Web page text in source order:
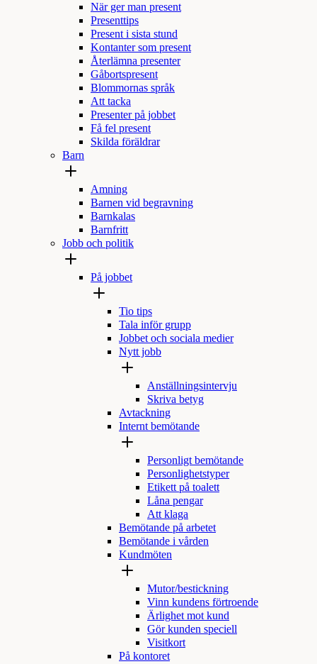
När ger man present
Presenttips
Present i sista stund
Kontanter som present
Återlämna presenter
Gåbortspresent
Blommornas språk
Att tacka
Presenter på jobbet
Få fel present
Skilda föräldrar
Barn
Amning
Barnen vid begravning
Barnkalas
Barnfritt
Jobb och politik
På jobbet
Tio tips
Tala inför grupp
Jobbet och sociala medier
Nytt jobb
Anställningsintervju
Skriva betyg
Avtackning
Internt bemötande
Personligt bemötande
Personlighetstyper
Etikett på toalett
Låna pengar
Att klaga
Bemötande på arbetet
Bemötande i vården
Kundmöten
Mutor/bestickning
Vinn kundens förtroende
Ärlighet mot kund
Gör kunden speciell
Visitkort
På kontoret